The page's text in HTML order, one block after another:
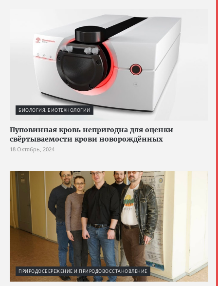
БИОЛОГИЯ, БИОТЕХНОЛОГИИ
Пуповинная кровь непригодна для оценки
свёртываемости крови новорождённых
18 Октябрь, 2024
ПРИРОДОСБЕРЕЖЕНИЕ И ПРИРОДОВОССТАНОВЛЕНИЕ